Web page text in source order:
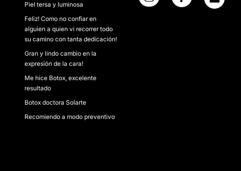
Piel tersa y luminosa
Feliz! Como no confiar en
alguien a quien vi recorrer todo
su camino con tanta dedicación!
Gran y lindo cambio en la
expresión de la cara!
Me hice Botox, excelente
resultado
Botox doctora Solarte
Recomiendo a modo preventivo